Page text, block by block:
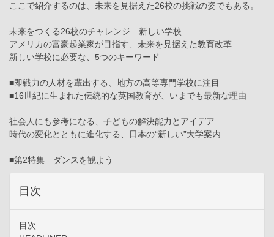
ここで紹介するのは、未来を見据えた26校の挑戦の姿でもある。
未来をつくる26校のチャレンジ 新しい学校
アメリカの富豪起業家が目指す、未来を見据えた教育改革
新しい学校に必要な、5つのキーワード
■即戦力の人材を輩出する、地方の高等専門学校に注目
■16世紀に生まれた伝統的な英国教育が、いまでも最新な理由
社会人にも参考になる、子どもの解決能力とアイデア
時代の変化とともに進化する、日本の“新しい”大学案内
■第2特集 ダンスを観よう
目次
目次